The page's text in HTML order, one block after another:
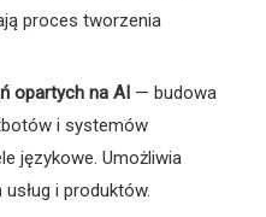
proces tworzenia
opartych na AI — budowa
i systemów
językowe. Umożliwia
i produktów.